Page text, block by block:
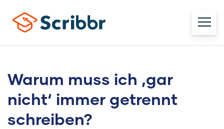
Warum muss ich ‚gar
nicht‘ immer getrennt
schreiben?